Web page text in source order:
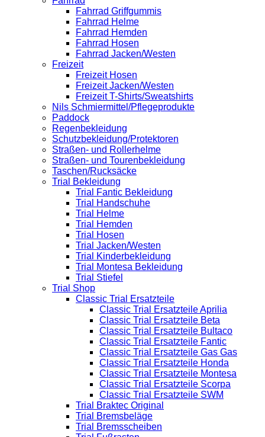
Fahrrad Griffgummis
Fahrrad Helme
Fahrrad Hemden
Fahrrad Hosen
Fahrrad Jacken/Westen
Freizeit
Freizeit Hosen
Freizeit Jacken/Westen
Freizeit T-Shirts/Sweatshirts
Nils Schmiermittel/Pflegeprodukte
Paddock
Regenbekleidung
Schutzbekleidung/Protektoren
Straßen- und Rollerhelme
Straßen- und Tourenbekleidung
Taschen/Rucksäcke
Trial Bekleidung
Trial Fantic Bekleidung
Trial Handschuhe
Trial Helme
Trial Hemden
Trial Hosen
Trial Jacken/Westen
Trial Kinderbekleidung
Trial Montesa Bekleidung
Trial Stiefel
Trial Shop
Classic Trial Ersatzteile
Classic Trial Ersatzteile Aprilia
Classic Trial Ersatzteile Beta
Classic Trial Ersatzteile Bultaco
Classic Trial Ersatzteile Fantic
Classic Trial Ersatzteile Gas Gas
Classic Trial Ersatzteile Honda
Classic Trial Ersatzteile Montesa
Classic Trial Ersatzteile Scorpa
Classic Trial Ersatzteile SWM
Trial Braktec Original
Trial Bremsbeläge
Trial Bremsscheiben